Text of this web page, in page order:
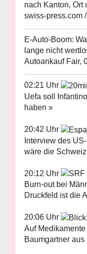
nach Kanton, Ort
swiss-press.com
E-Auto-Boom:
lange nicht
Autoankauf Fair,
02:21 Uhr
Uefa soll
haben »
20:42 Uhr
Interview des
wäre die
20:12 Uhr
Burn-out bei
Druckfeld ist die
20:06 Uhr
Auf
Baumgartner